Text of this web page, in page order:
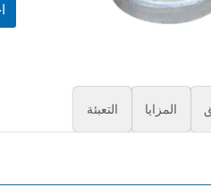
المزايا التعبئة